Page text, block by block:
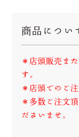
商品につい
＊店頭販売ま
す。
＊店頭でのご
＊多数ご注文
ださいませ。